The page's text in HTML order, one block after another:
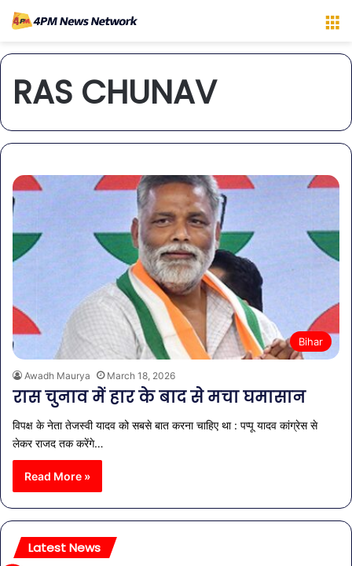
RAS CHUNAV
Bihar
Awadh Maurya March 18, 2026
रास चुनाव में हार के बाद से मचा घमासान
विपक्ष के नेता तेजस्वी यादव को सबसे बात करना चाहिए था : पप्पू यादव कांग्रेस से
लेकर राजद तक करेंगे…
Read More »
Latest News